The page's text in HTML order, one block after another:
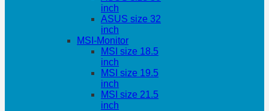
inch
ASUS size 32
inch
MSI-Monitor
MSI size 18.5
inch
MSI size 19.5
inch
MSI size 21.5
inch